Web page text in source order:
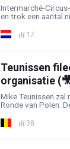
Intermarché-
en trok een aantal
17
Teunissen
organisatie
Mike Teunissen
Ronde van Polen.
38